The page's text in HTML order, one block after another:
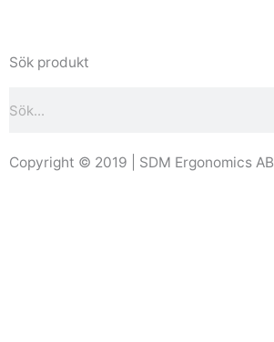
Sök produkt
Copyright © 2019 | SDM Ergonomics AB